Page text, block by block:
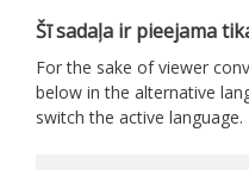
Šī sadaļa ir pieejama
For the sake of viewer
below in the alternative
switch the active language.